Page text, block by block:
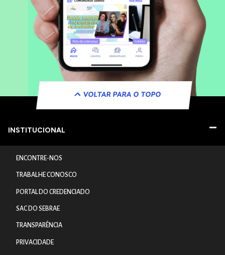
VOLTAR PARA O TOPO
INSTITUCIONAL
ENCONTRE-NOS
TRABALHE CONOSCO
PORTAL DO CREDENCIADO
SAC DO SEBRAE
TRANSPARÊNCIA
PRIVACIDADE